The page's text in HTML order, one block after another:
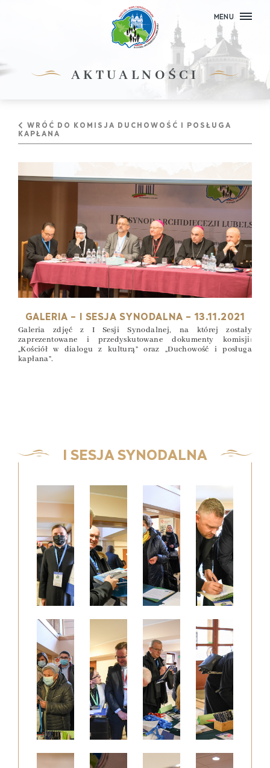
MENU
AKTUALNOŚCI
WRÓĆ DO KOMISJA DUCHOWOŚĆ I POSŁUGA
KAPŁANA
Galeria zdjęć z I Sesji Synodalnej, na której zostały
zaprezentowane i przedyskutowane dokumenty komisji:
„Kościół w dialogu z kulturą” oraz „Duchowość i posługa
kapłana”.
GALERIA – I SESJA SYNODALNA – 13.11.2021
I SESJA SYNODALNA